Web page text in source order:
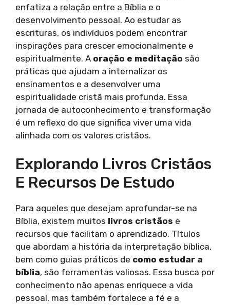
enfatiza a relação entre a Bíblia e o
desenvolvimento pessoal. Ao estudar as
escrituras, os indivíduos podem encontrar
inspirações para crescer emocionalmente e
espiritualmente. A oração e meditação são
práticas que ajudam a internalizar os
ensinamentos e a desenvolver uma
espiritualidade cristã mais profunda. Essa
jornada de autoconhecimento e transformação
é um reflexo do que significa viver uma vida
alinhada com os valores cristãos.
Explorando Livros Cristãos
E Recursos De Estudo
Para aqueles que desejam aprofundar-se na
Bíblia, existem muitos livros cristãos e
recursos que facilitam o aprendizado. Títulos
que abordam a história da interpretação bíblica,
bem como guias práticos de como estudar a
bíblia, são ferramentas valiosas. Essa busca por
conhecimento não apenas enriquece a vida
pessoal, mas também fortalece a fé e a